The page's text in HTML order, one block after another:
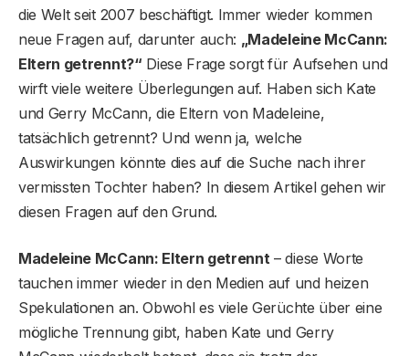
die Welt seit 2007 beschäftigt. Immer wieder kommen
neue Fragen auf, darunter auch: „Madeleine McCann:
Eltern getrennt?“ Diese Frage sorgt für Aufsehen und
wirft viele weitere Überlegungen auf. Haben sich Kate
und Gerry McCann, die Eltern von Madeleine,
tatsächlich getrennt? Und wenn ja, welche
Auswirkungen könnte dies auf die Suche nach ihrer
vermissten Tochter haben? In diesem Artikel gehen wir
diesen Fragen auf den Grund.
Madeleine McCann: Eltern getrennt – diese Worte
tauchen immer wieder in den Medien auf und heizen
Spekulationen an. Obwohl es viele Gerüchte über eine
mögliche Trennung gibt, haben Kate und Gerry